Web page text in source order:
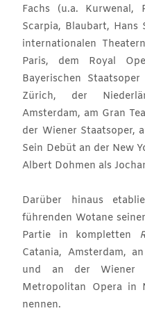
Fachs (u.a. Kurwenal,
Scarpia, Blaubart, Hans
internationalen
Paris, dem Royal
Bayerischen
Zürich, der
Amsterdam, am Gran
der Wiener Staatsoper,
Sein Debüt an der New
Albert Dohmen als
Darüber hinaus
führenden Wotane
Partie in kompletten
Catania, Amsterdam,
und an der Wiener
Metropolitan Opera in
nennen.